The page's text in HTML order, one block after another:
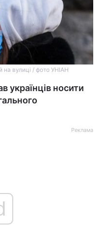
на вулиці / фото УНІАН
українців носити
Реклама